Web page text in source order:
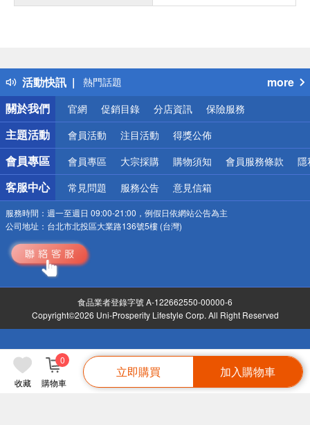
收藏 購物車
0
立即購買 加入購物車
活動快訊
得獎公告
熱門話題
銀行優惠
偏遠地區配送
詐騙網頁！請小心！
more
關於我們
官網 促銷目錄 分店資訊 保險服務
主題活動 會員活動 注目活動 得獎公佈
會員專區 會員專區 大宗採購 購物須知 會員服務條款 隱
客服中心 常見問題 服務公告 意見信箱
服務時間： 週一至週日 09:00-21:00，例假日依網站公告為主
公司地址： 台北市北投區大業路136號5樓 (台灣)
食品業者登錄字號 A-122662550-00000-6
Copyright©2026 Uni-Prosperity Lifestyle Corp. All Right Reserved